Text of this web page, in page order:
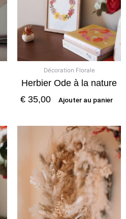
Décoration Florale
Herbier Ode à la nature
€ 35,00 Ajouter au panier